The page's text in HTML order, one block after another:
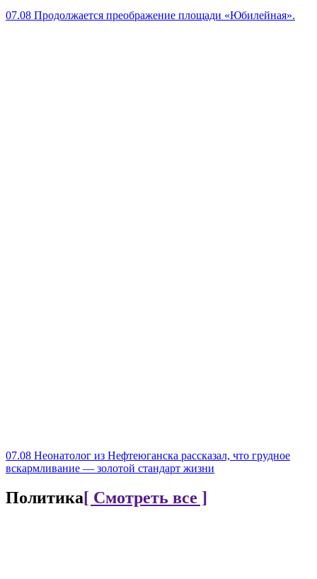
07.08 Продолжается преображение площади «Юбилейная».
07.08 Неонатолог из Нефтеюганска рассказал, что грудное
вскармливание — золотой стандарт жизни
Политика[ Смотреть все ]